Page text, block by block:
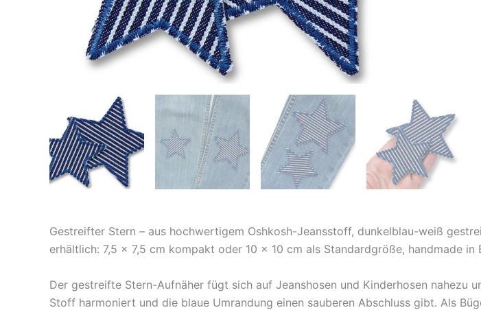
Gestreifter Stern – aus hochwertigem Oshkosh-Jeansstoff, dunkelblau-weiß
erhältlich: 7,5 × 7,5 cm kompakt oder 10 × 10 cm als Standardgröße, handmade in
Der gestreifte Stern-Aufnäher fügt sich auf Jeanshosen und Kinderhosen
Stoff harmoniert und die blaue Umrandung einen sauberen Abschluss gibt. Als